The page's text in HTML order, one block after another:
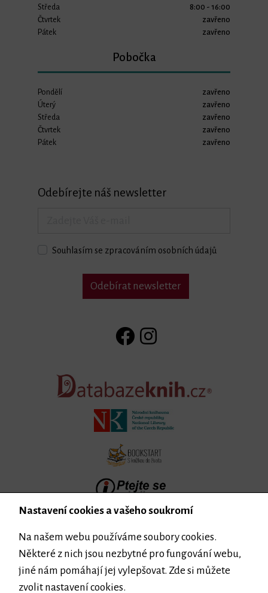
Středa
8:00 - 16:00
Čtvrtek
zavřeno
Pátek
zavřeno
Pobočka
Pondělí
zavřeno
Úterý
zavřeno
Středa
zavřeno
Čtvrtek
zavřeno
Pátek
zavřeno
Odebírejte náš newsletter
Souhlasím se zpracováním osobních údajů
Odebírat newsletter
Nastavení cookies a vašeho soukromí
Na našem webu používáme soubory cookies.
Některé z nich jsou nezbytné pro fungování webu,
jiné nám pomáhají jej vylepšovat. Zde si můžete
zvolit nastavení cookies.